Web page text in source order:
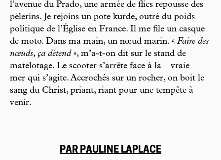
l’avenue du Prado, une armée de flics repousse des
pèlerins. Je rejoins un pote kurde, outré du poids
politique de l’Église en France. Il me file un casque
de moto. Dans ma main, un nœud marin. « Faire des
nœuds, ça détend », m’a-t-on dit sur le stand de
matelotage. Le scooter s’arrête face à la – vraie –
mer qui s’agite. Accrochés sur un rocher, on boit le
sang du Christ, priant, riant pour une tempête à
venir.
PAR PAULINE LAPLACE